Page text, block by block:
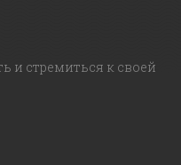
и стремиться к своей